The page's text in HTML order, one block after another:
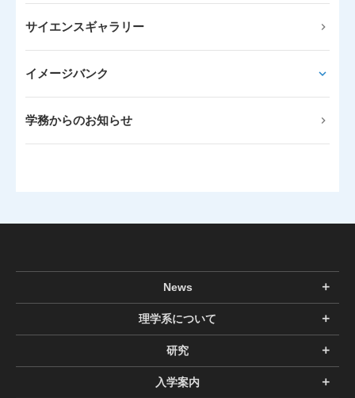
サイエンスギャラリー
イメージバンク
学務からのお知らせ
News
理学系について
研究
入学案内